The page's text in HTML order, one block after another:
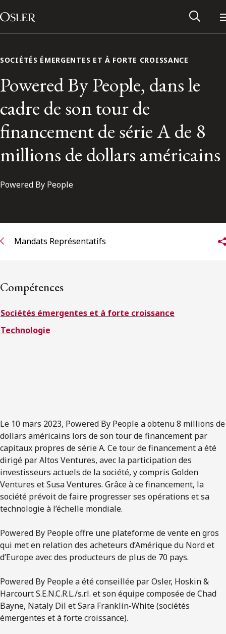
Passer au contenu
Main Navigation
Réseau des anciens d’Osler
S’abonner
SOCIÉTÉS ÉMERGENTES ET À FORTE CROISSANCE
Powered By People, dans le
cadre de son tour de
financement de série A de 8
millions de dollars américains
Powered By People
Mandats Représentatifs
Compétences
Sociétés émergentes et à forte croissance
Technologie
Le 10 mars 2023, Powered By People a obtenu 8 millions de
dollars américains lors de son tour de financement par
capitaux propres de série A. Ce tour de financement a été
dirigé par Altos Ventures, avec la participation des
investisseurs actuels de la société, y compris Golden
Ventures et Susa Ventures. Grâce à ce financement, la
société prévoit de faire progresser ses opérations et sa
technologie à l’échelle mondiale.
Powered By People offre une plateforme de vente en gros
qui met en relation des acheteurs d’Amérique du Nord et
d’Europe avec des producteurs de plus de 70 pays.
Powered By People a été conseillée par Osler, Hoskin &
Harcourt S.E.N.C.R.L./s.r.l. et son équipe composée de Chad
Bayne, Nataly Dil et Sara Franklin-White (sociétés
émergentes et à forte croissance).